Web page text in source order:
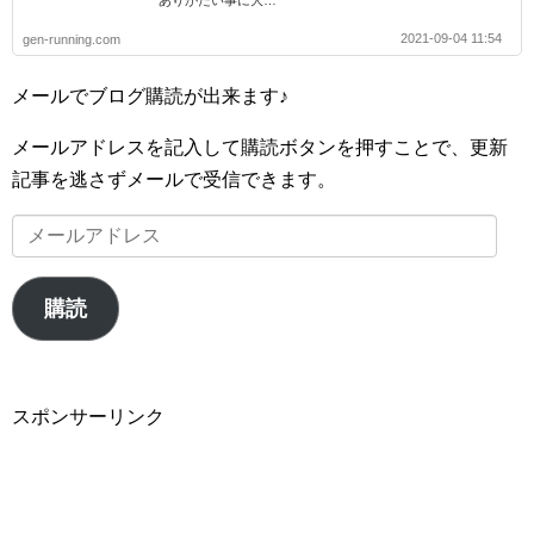
gen-running.com 2021-09-04 11:54
メールでブログ購読が出来ます♪
メールアドレスを記入して購読ボタンを押すことで、更新
記事を逃さずメールで受信できます。
ー
ル
ア
ス
購読
スポンサーリンク